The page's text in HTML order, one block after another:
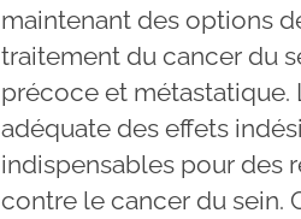
maintenant des options
traitement du cancer du
précoce et métastatique.
adéquate des effets
indispensables pour des
contre le cancer du sein.